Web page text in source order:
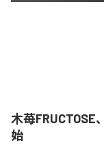
木苺FRUCTOSE
始